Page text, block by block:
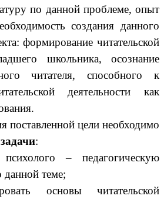
по данной проблеме, опыт
создания данного
формирование читательской
школьника, осознание
читателя, способного к
деятельности как
цели необходимо
задачи:
психолого – педагогическую
данной теме;
основы читательской